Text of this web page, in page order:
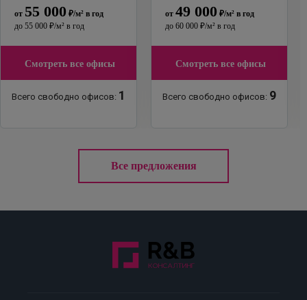
от 55 000 ₽/м² в год
до 55 000 ₽/м² в год
Смотреть все офисы
Всего свободно офисов: 1
от 49 000 ₽/м² в год
до 60 000 ₽/м² в год
Смотреть все офисы
Всего свободно офисов: 9
Все предложения